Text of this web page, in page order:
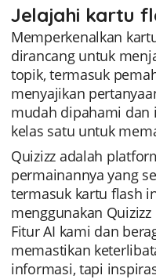
Jelajahi kartu
Memperkenalkan
dirancang untuk
topik, termasuk
menyajikan
mudah dipahami dan
kelas satu untuk
Quizizz adalah
permainannya yang
termasuk kartu flash
menggunakan
Fitur AI kami dan
memastikan
informasi, tapi